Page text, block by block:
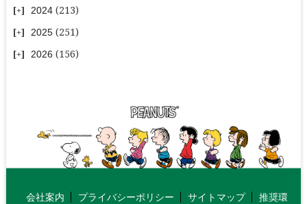
2024 (213)
2025 (251)
2026 (156)
会社案内 プライバシーポリシー サイトマップ
推奨環